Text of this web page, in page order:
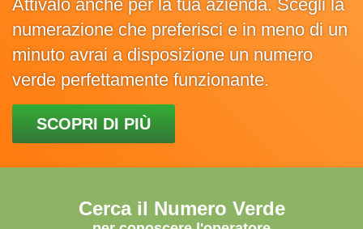
Attivalo anche per la tua azienda. Scegli la
numerazione che preferisci e in meno di un
minuto avrai a disposizione un numero
verde perfettamente funzionante.
SCOPRI DI PIÙ
Cerca il Numero Verde